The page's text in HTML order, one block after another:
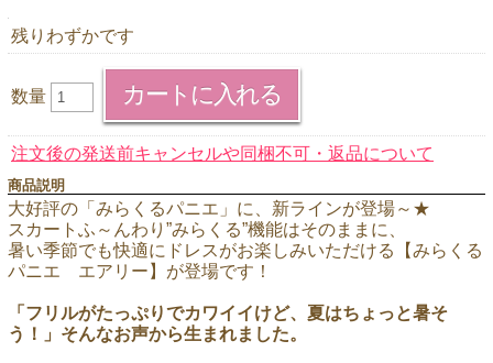
残りわずかです
数量
注文後の発送前キャンセルや同梱不可・返品について
商品説明
大好評の「みらくるパニエ」に、新ラインが登場～★
スカートふ～んわり”みらくる”機能はそのままに、
暑い季節でも快適にドレスがお楽しみいただける【みらくる
パニエ エアリー】が登場です！
「フリルがたっぷりでカワイイけど、夏はちょっと暑そ
う！」そんなお声から生まれました。